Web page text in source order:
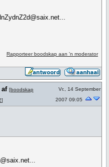
Rapporteer boodskap aan 'n moderator
af [boodskap
]
Vr., 14 September
2007 09:05